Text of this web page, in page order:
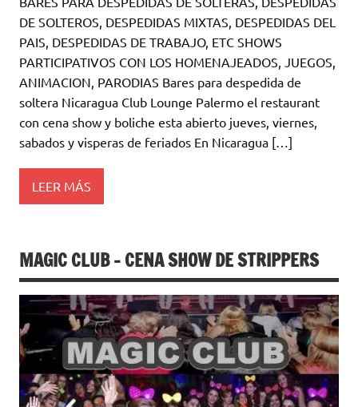
DE SOLTEROS, DESPEDIDAS MIXTAS, DESPEDIDAS DEL
PAIS, DESPEDIDAS DE TRABAJO, ETC SHOWS
PARTICIPATIVOS CON LOS HOMENAJEADOS, JUEGOS,
ANIMACION, PARODIAS Bares para despedida de
soltera Nicaragua Club Lounge Palermo el restaurant
con cena show y boliche esta abierto jueves, viernes,
sabados y visperas de feriados En Nicaragua […]
LEER MÁS
MAGIC CLUB – CENA SHOW DE STRIPPERS